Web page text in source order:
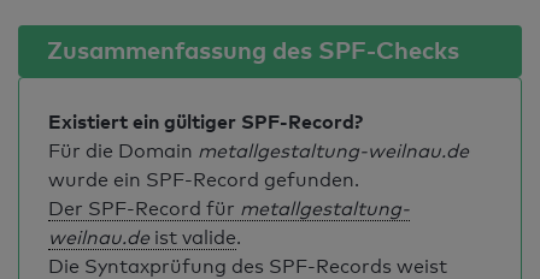
Zusammenfassung des SPF-Checks
Existiert ein gültiger SPF-Record?
Für die Domain metallgestaltung-weilnau.de
wurde ein SPF-Record gefunden.
Der SPF-Record für metallgestaltung-
weilnau.de ist valide.
Die Syntaxprüfung des SPF-Records weist